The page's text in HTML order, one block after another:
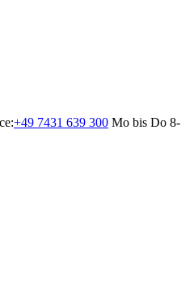
+49 7431 639 300 Mo bis Do 8-